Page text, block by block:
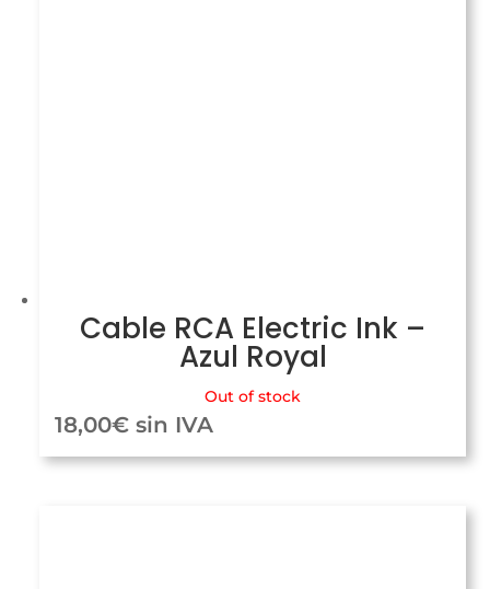
Cable RCA Electric Ink –
Azul Royal
Out of stock
18,00€ sin IVA